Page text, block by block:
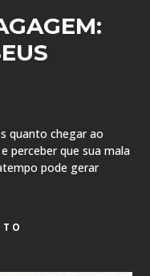
quanto chegar ao
perceber que sua mala
pode gerar